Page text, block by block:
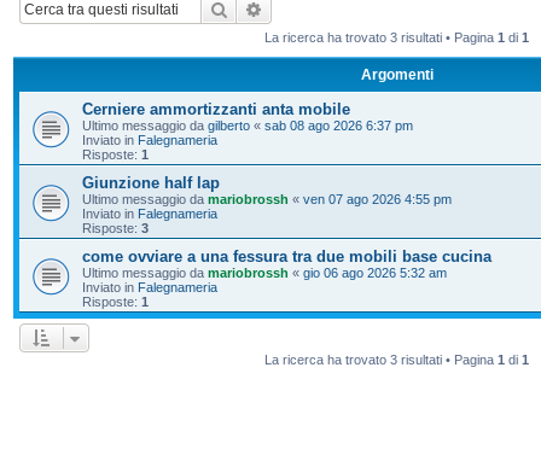
Cerca
La ricerca ha trovato 3 risultati • Pagina 1 di 1
Argomenti
Cerniere ammortizzanti anta mobile
Ultimo messaggio da gilberto « sab 08 ago 2026 6:37 pm
Inviato in Falegnameria
Risposte: 1
Giunzione half lap
Ultimo messaggio da mariobrossh « ven 07 ago 2026 4:55 pm
Inviato in Falegnameria
Risposte: 3
come ovviare a una fessura tra due mobili base cucina
Ultimo messaggio da mariobrossh « gio 06 ago 2026 5:32 am
Inviato in Falegnameria
Risposte: 1
La ricerca ha trovato 3 risultati • Pagina 1 di 1